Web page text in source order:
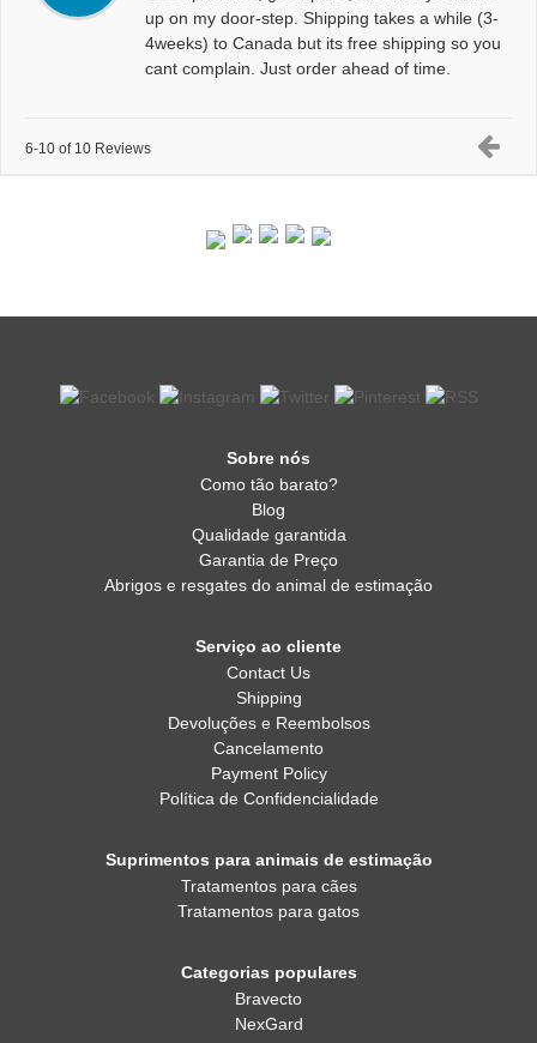
up on my door-step. Shipping takes a while (3-
4weeks) to Canada but its free shipping so you
cant complain. Just order ahead of time.
6-10 of 10 Reviews
Sobre nós
Como tão barato?
Blog
Qualidade garantida
Garantia de Preço
Abrigos e resgates do animal de estimação
Serviço ao cliente
Contact Us
Shipping
Devoluções e Reembolsos
Cancelamento
Payment Policy
Política de Confidencialidade
Suprimentos para animais de estimação
Tratamentos para cães
Tratamentos para gatos
Categorias populares
Bravecto
NexGard